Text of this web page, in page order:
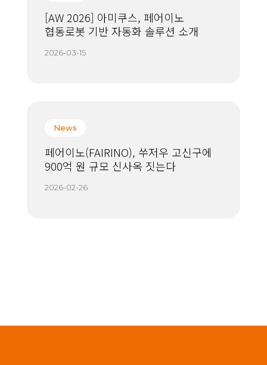
[AW 2026] 아미쿠스, 페어이노
협동로봇 기반 자동화 솔루션 소개
2026-03-15
News
페어이노(FAIRINO), 쑤저우 고신구에
900억 원 규모 신사옥 짓는다
2026-02-26